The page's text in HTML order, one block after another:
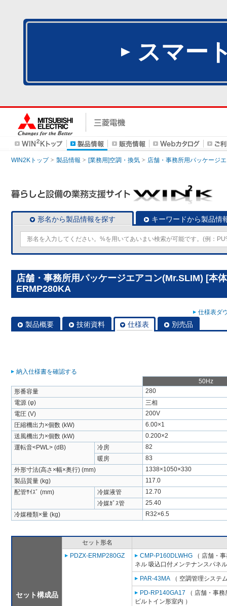
スマー
WIN2Kトップ 製品情報 [業務用]空調・換気 店舗・事務所用パッケージ
形名から製品情報を探す キーワードから製品情
店舗・事務所用パッケージエアコン(Mr.SLIM) [本
ERMP280KA
仕様表ダ
製品概要 技術資料 仕様表 別売品
納入仕様書を確認する
50Hz
形番容量
280
電源 (φ)
三相
電圧 (V)
200V
圧縮機出力×個数 (kW)
6.00×1
送風機出力×個数 (kW)
0.200×2
運転音<PWL> (dB)
冷房
82
暖房
83
外形寸法(高さ×幅×奥行) (mm)
1338×1050×330
製品質量 (kg)
117.0
配管ｻｲｽﾞ (mm)
冷媒液管
12.70
冷媒ｶﾞｽ管
25.40
冷媒種類×量 (kg)
R32×6.5
セット構成品
セット形名
PDZX-ERMP280GZ
CMP-P160DLWHG （ 店舗・
ネル 吸込口付メンテナンスパネ
PAR-43MA （ 空調管理システ
PD-RP140GA17 （ 店舗・事
ビルトイン形室内 ）